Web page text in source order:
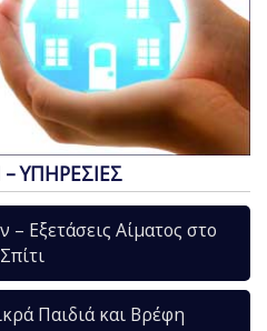
ΥΠΗΡΕΣΙΕΣ
– Εξετάσεις Αίματος στο
Σπίτι
Παιδιά και Βρέφη